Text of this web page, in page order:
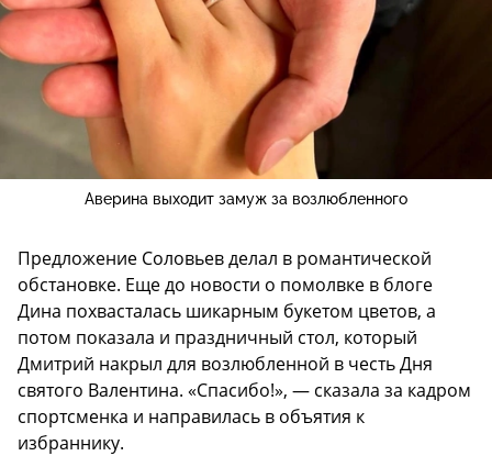
Аверина выходит замуж за возлюбленного
Предложение Соловьев делал в романтической
обстановке. Еще до новости о помолвке в блоге
Дина похвасталась шикарным букетом цветов, а
потом показала и праздничный стол, который
Дмитрий накрыл для возлюбленной в честь Дня
святого Валентина. «Спасибо!», — сказала за кадром
спортсменка и направилась в объятия к
избраннику.